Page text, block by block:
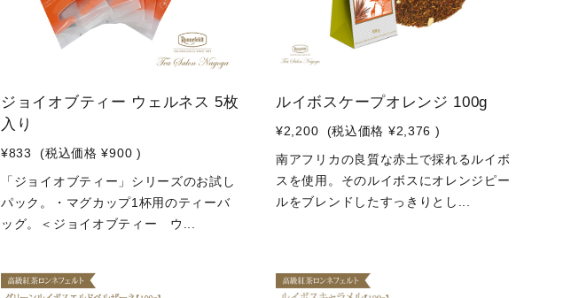
ジョイオブティー ウェルネス 5枚
入り
¥833 (税込価格 ¥900 )
「ジョイオブティー」シリーズのお試し
パック。・マグカップ1杯用のティーバ
ッグ。＜ジョイオブティー ウ...
ルイボスケープオレンジ 100g
¥2,200 (税込価格 ¥2,376 )
南アフリカの良質な赤土で採れるルイボ
スを使用。そのルイボスにオレンジピー
ルをブレンドしたすっきりとし...